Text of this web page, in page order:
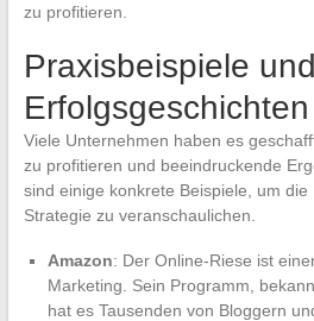
zu profitieren.
Praxisbeispiele und
Erfolgsgeschichten
Viele Unternehmen haben es
zu profitieren und beeindruckende
sind einige konkrete Beispiele, um die
Strategie zu veranschaulichen.
Amazon: Der Online-Riese ist
Marketing. Sein Programm,
hat es Tausenden von Bloggern